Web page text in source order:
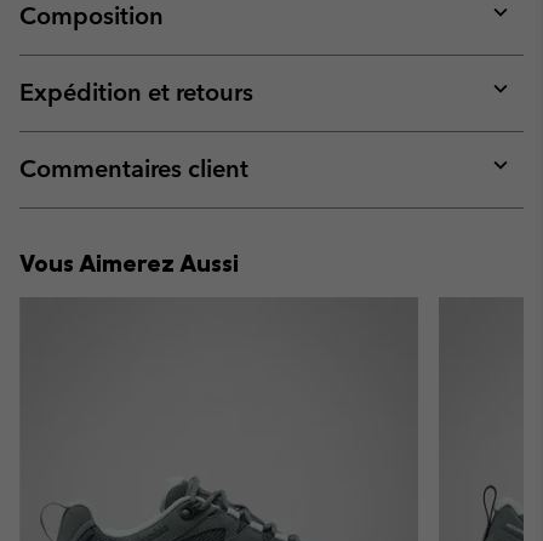
Composition
or
Expédition et retours
or
Commentaires client
or
Vous Aimerez Aussi